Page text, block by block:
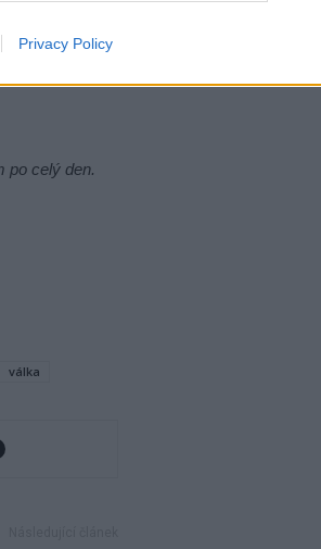
Privacy Policy
po celý den.
válka